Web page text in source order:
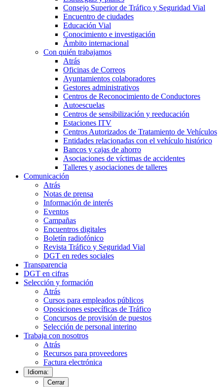
Consejo Superior de Tráfico y Seguridad Vial
Encuentro de ciudades
Educación Vial
Conocimiento e investigación
Ámbito internacional
Con quién trabajamos
Atrás
Oficinas de Correos
Ayuntamientos colaboradores
Gestores administrativos
Centros de Reconocimiento de Conductores
Autoescuelas
Centros de sensibilización y reeducación
Estaciones ITV
Centros Autorizados de Tratamiento de Vehículos
Entidades relacionadas con el vehículo histórico
Bancos y cajas de ahorro
Asociaciones de víctimas de accidentes
Talleres y asociaciones de talleres
Comunicación
Atrás
Notas de prensa
Información de interés
Eventos
Campañas
Encuentros digitales
Boletín radiofónico
Revista Tráfico y Seguridad Vial
DGT en redes sociales
Transparencia
DGT en cifras
Selección y formación
Atrás
Cursos para empleados públicos
Oposiciones específicas de Tráfico
Concursos de provisión de puestos
Selección de personal interino
Trabaja con nosotros
Atrás
Recursos para proveedores
Factura electrónica
Idioma:
Cerrar